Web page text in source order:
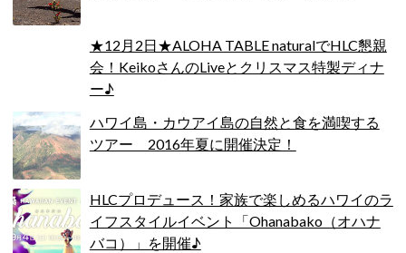
★12月2日★ALOHA TABLE naturalでHLC懇親
会！KeikoさんのLiveとクリスマス特製ディナ
ー♪
ハワイ島・カウアイ島の自然と食を満喫する
ツアー 2016年夏に開催決定！
HLCプロデュース！家族で楽しめるハワイのラ
イフスタイルイベント「Ohanabako（オハナ
バコ）」を開催♪